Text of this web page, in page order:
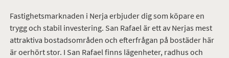
Fastighetsmarknaden i Nerja erbjuder dig som köpare en
trygg och stabil investering. San Rafael är ett av Nerjas mest
attraktiva bostadsområden och efterfrågan på bostäder här
är oerhört stor. I San Rafael finns lägenheter, radhus och